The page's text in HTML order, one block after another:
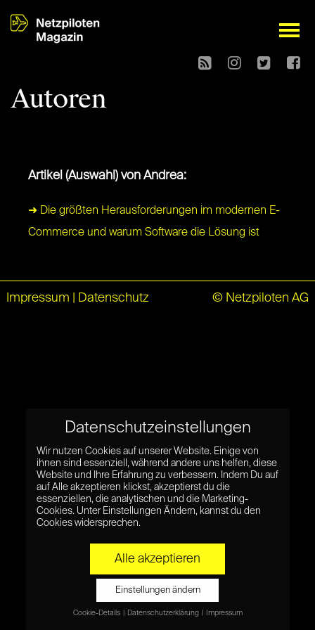
open
Autoren
Artikel (Auswahl) von Andrea:
➜ Die größten Herausforderungen im modernen E-
Commerce und warum Software die Lösung ist
Impressum Datenschutz © Netzpiloten AG
Datenschutzeinstellungen
Wir nutzen Cookies auf unserer Website. Einige von
ihnen sind essenziell, während andere uns helfen, diese
Website und Ihre Erfahrung zu verbessern. Indem Du auf
auf Alle akzeptieren klickst, akzeptierst du die
essenziellen, die analytischen und die Marketing-
Cookies. Unter Einstellungen Ändern, kannst du den
Cookies widersprechen.
Alle akzeptieren
Einstellungen ändern
Cookie-Details Datenschutzerklärung Impressum